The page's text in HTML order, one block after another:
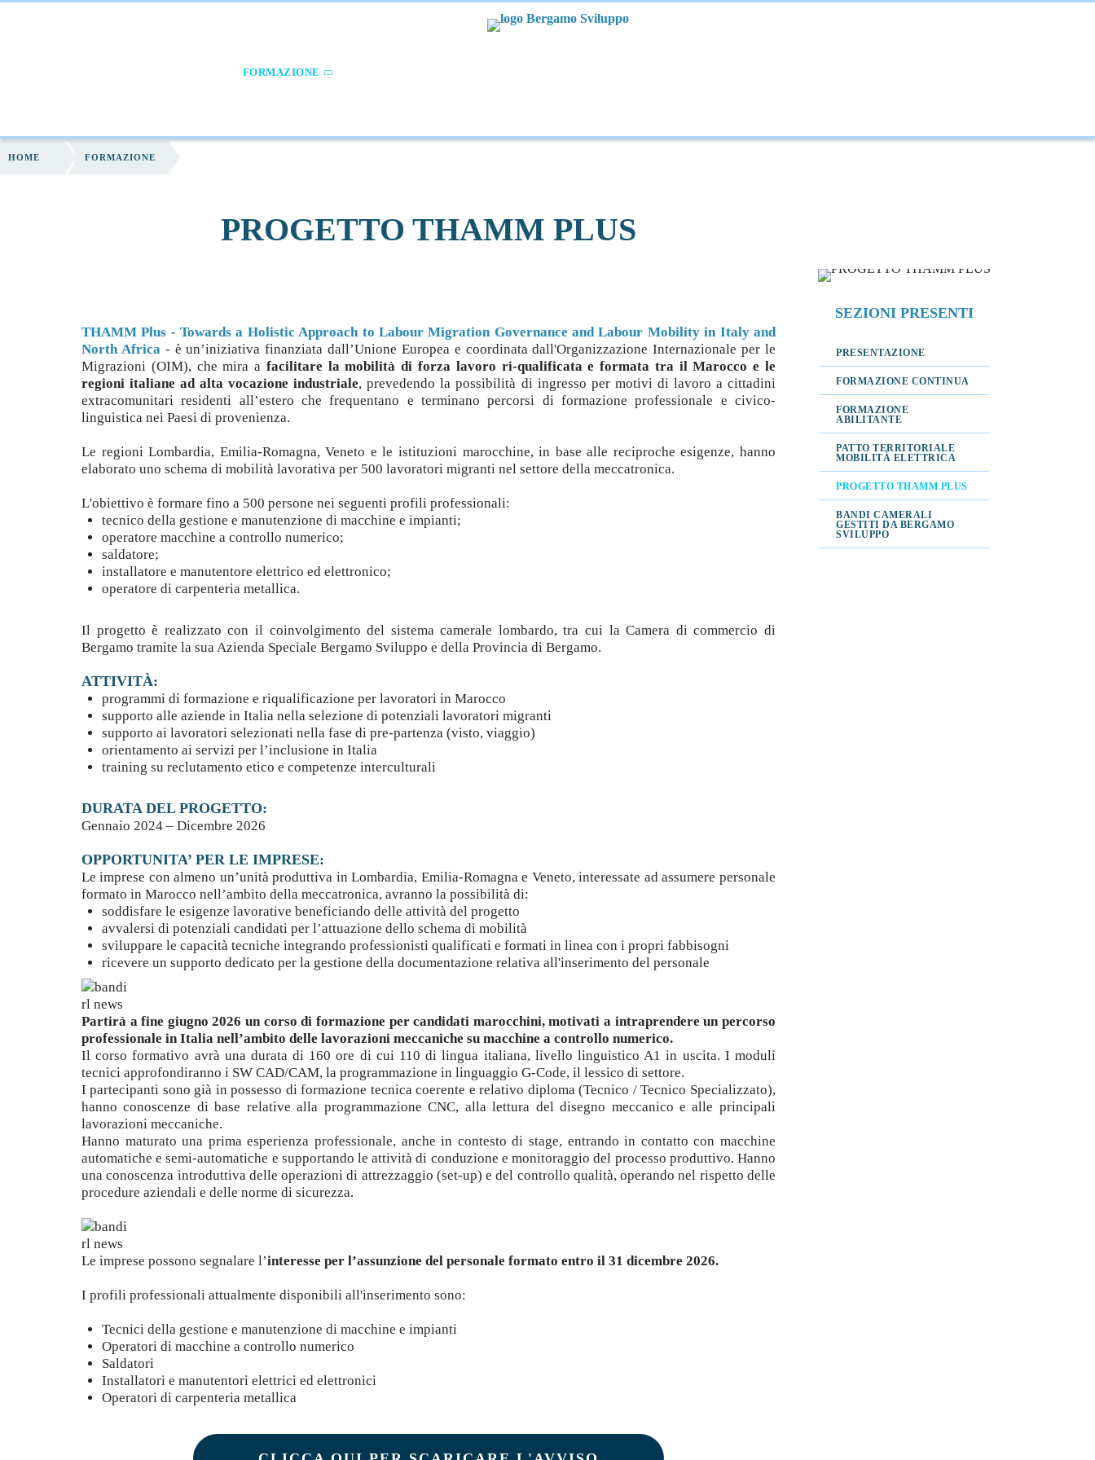
FORMAZIONE
HOME FORMAZIONE
PROGETTO THAMM PLUS
THAMM Plus - Towards a Holistic Approach to Labour Migration Governance and Labour Mobility in Italy and
North Africa- è un’iniziativa finanziata dall’Unione Europea e coordinata dall'Organizzazione Internazionale per le
Migrazioni (OIM), che mira a facilitare la mobilità di forza lavoro ri-qualificata e formata tra il Marocco e le
regioni italiane ad alta vocazione industriale, prevedendo la possibilità di ingresso per motivi di lavoro a cittadini
extracomunitari residenti all’estero che frequentano e terminano percorsi di formazione professionale e civico-
linguistica nei Paesi di provenienza.
Le regioni Lombardia, Emilia-Romagna, Veneto e le istituzioni marocchine, in base alle reciproche esigenze, hanno
elaborato uno schema di mobilità lavorativa per 500 lavoratori migranti nel settore della meccatronica.
L'obiettivo è formare fino a 500 persone nei seguenti profili professionali:
tecnico della gestione e manutenzione di macchine e impianti;
operatore macchine a controllo numerico;
saldatore;
installatore e manutentore elettrico ed elettronico;
operatore di carpenteria metallica.
Il progetto è realizzato con il coinvolgimento del sistema camerale lombardo, tra cui la Camera di commercio di
Bergamo tramite la sua Azienda Speciale Bergamo Sviluppo e della Provincia di Bergamo.
ATTIVITÀ:
programmi di formazione e riqualificazione per lavoratori in Marocco
supporto alle aziende in Italia nella selezione di potenziali lavoratori migranti
supporto ai lavoratori selezionati nella fase di pre-partenza (visto, viaggio)
orientamento ai servizi per l’inclusione in Italia
training su reclutamento etico e competenze interculturali
DURATA DEL PROGETTO:
Gennaio 2024 – Dicembre 2026
OPPORTUNITA’ PER LE IMPRESE:
Le imprese con almeno un’unità produttiva in Lombardia, Emilia-Romagna e Veneto, interessate ad assumere personale
formato in Marocco nell’ambito della meccatronica, avranno la possibilità di:
soddisfare le esigenze lavorative beneficiando delle attività del progetto
avvalersi di potenziali candidati per l’attuazione dello schema di mobilità
sviluppare le capacità tecniche integrando professionisti qualificati e formati in linea con i propri fabbisogni
ricevere un supporto dedicato per la gestione della documentazione relativa all'inserimento del personale
Partirà a fine giugno 2026 un corso di formazione per candidati marocchini, motivati a intraprendere un percorso
professionale in Italia nell’ambito delle lavorazioni meccaniche su macchine a controllo numerico.
Il corso formativo avrà una durata di 160 ore di cui 110 di lingua italiana, livello linguistico A1 in uscita. I moduli
tecnici approfondiranno i SW CAD/CAM, la programmazione in linguaggio G-Code, il lessico di settore.
I partecipanti sono già in possesso di formazione tecnica coerente e relativo diploma (Tecnico / Tecnico Specializzato),
hanno conoscenze di base relative alla programmazione CNC, alla lettura del disegno meccanico e alle principali
lavorazioni meccaniche.
Hanno maturato una prima esperienza professionale, anche in contesto di stage, entrando in contatto con macchine
automatiche e semi-automatiche e supportando le attività di conduzione e monitoraggio del processo produttivo. Hanno
una conoscenza introduttiva delle operazioni di attrezzaggio (set-up) e del controllo qualità, operando nel rispetto delle
procedure aziendali e delle norme di sicurezza.
Le imprese possono segnalare l’interesse per l’assunzione del personale formato entro il 31 dicembre 2026.
I profili professionali attualmente disponibili all'inserimento sono:
Tecnici della gestione e manutenzione di macchine e impianti
Operatori di macchine a controllo numerico
Saldatori
Installatori e manutentori elettrici ed elettronici
Operatori di carpenteria metallica
SEZIONI PRESENTI
PRESENTAZIONE
FORMAZIONE CONTINUA
FORMAZIONE
ABILITANTE
PATTO TERRITORIALE
MOBILITÀ ELETTRICA
PROGETTO THAMM PLUS
BANDI CAMERALI
GESTITI DA BERGAMO
SVILUPPO